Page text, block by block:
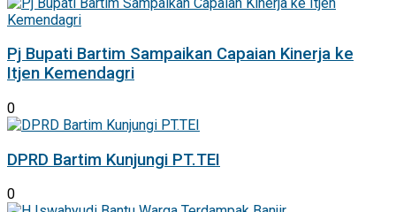
Pj Bupati Bartim Sampaikan Capaian Kinerja ke
Itjen Kemendagri
0
DPRD Bartim Kunjungi PT.TEI
0